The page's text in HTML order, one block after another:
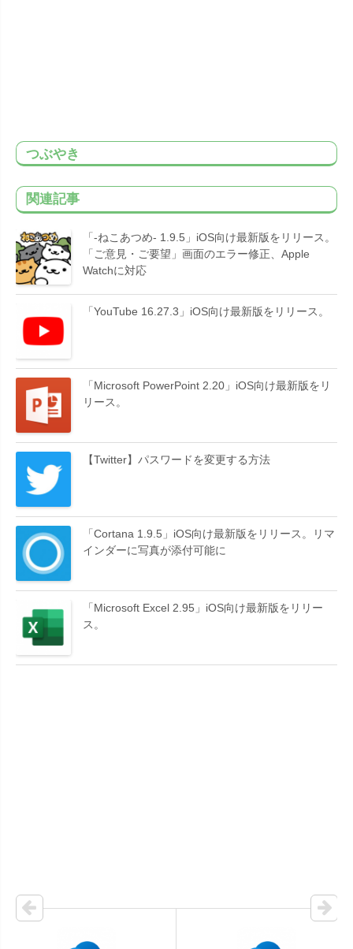
つぶやき
関連記事
「-ねこあつめ- 1.9.5」iOS向け最新版をリリース。
「ご意見・ご要望」画面のエラー修正、Apple
Watchに対応
「YouTube 16.27.3」iOS向け最新版をリリース。
「Microsoft PowerPoint 2.20」iOS向け最新版をリ
リース。
【Twitter】パスワードを変更する方法
「Cortana 1.9.5」iOS向け最新版をリリース。リマ
インダーに写真が添付可能に
「Microsoft Excel 2.95」iOS向け最新版をリリー
ス。